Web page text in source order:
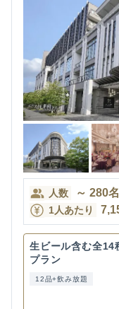
人数 ～ 280名
1人あたり
生ビール含む全14
プラン
12品+飲み放題